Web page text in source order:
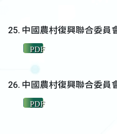
中國農村復興聯合委員
PDF
中國農村復興聯合委員
PDF